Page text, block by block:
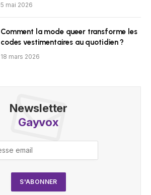
5 mai 2026
Comment la mode queer transforme les
codes vestimentaires au quotidien ?
18 mars 2026
Newsletter
Gayvox